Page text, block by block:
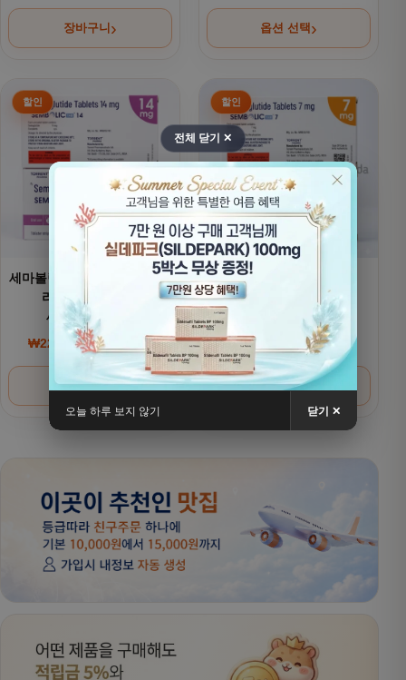
장바구니 옵션 선택
세마볼릭(Sembolic) 14mg -
리벨서스(제네릭)
세마글루타이드
₩220,000~₩ 380,000
가격 범위: ₩220,000~₩380,000
옵션 선택
여러 상품 옵션이 이 상품에 있습니다. 상품 페이지에서 옵션
세마볼릭(Sembolic) –
리벨서스(제네릭)
세마글루타이드 7mg
₩200,000 320,000
가격 범위:
옵션 선택
여러 상품 옵션이 이 상품에
전체 닫기 ✕
오늘 하루 보지 않기 닫기 ✕